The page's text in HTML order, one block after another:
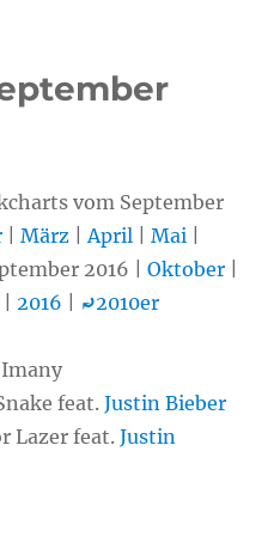
vom September
|März |April |Mai
2016 |Oktober
|2016 ⤾2010er
Imany
feat.Justin Bieber
Lazer feat.Justin